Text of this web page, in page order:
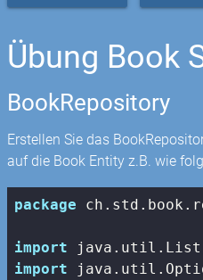
Übung Book
BookRepository
Erstellen Sie das
auf die Book Entity z.B. wie
package
import
import